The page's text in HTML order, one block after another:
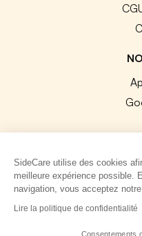
© 2026
SideCare utilise des cookies
meilleure expérience possible.
navigation, vous acceptez notre
Lire la politique de confidentialité
Consentements